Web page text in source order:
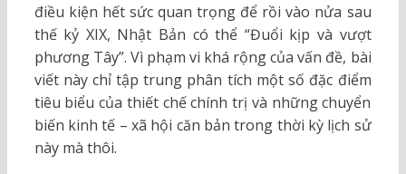
điều kiện hết sức quan trọng để rồi vào nửa sau
thế kỷ XIX, Nhật Bản có thể “Đuổi kịp và vượt
phương Tây”. Vì phạm vi khá rộng của vấn đề, bài
viết này chỉ tập trung phân tích một số đặc điểm
tiêu biểu của thiết chế chính trị và những chuyển
biến kinh tế – xã hội căn bản trong thời kỳ lịch sử
này mà thôi.